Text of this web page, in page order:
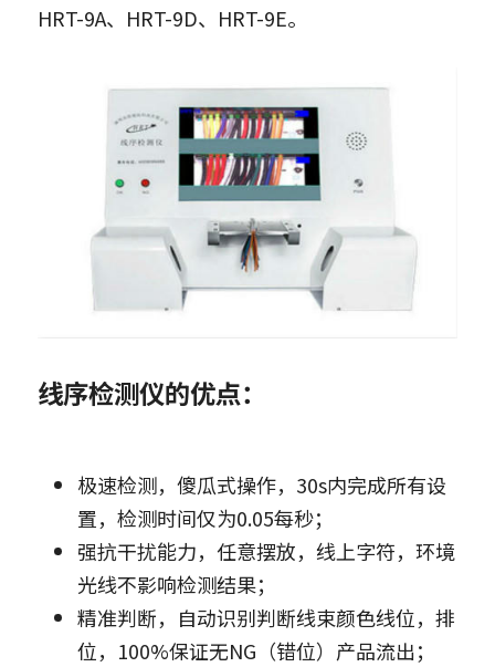
HRT-9A、HRT-9D、HRT-9E。
线序检测仪的优点：
极速检测，傻瓜式操作，30s内完成所有设
置，检测时间仅为0.05每秒；
强抗干扰能力，任意摆放，线上字符，环境
光线不影响检测结果；
精准判断，自动识别判断线束颜色线位，排
位，100%保证无NG（错位）产品流出；